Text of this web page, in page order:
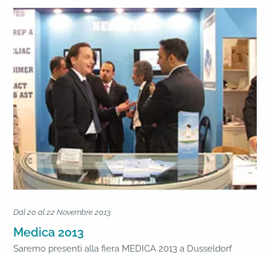
Dal 20 al 22 Novembre 2013
Medica 2013
Saremo presenti alla fiera MEDICA 2013 a Dusseldorf